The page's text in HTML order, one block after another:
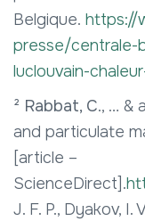
Belgique. https://
presse/centrale-
luclouvain-
² Rabbat, C., … &
and particulate
[article –
ScienceDirect].
J. F. P., Dyakov, I.